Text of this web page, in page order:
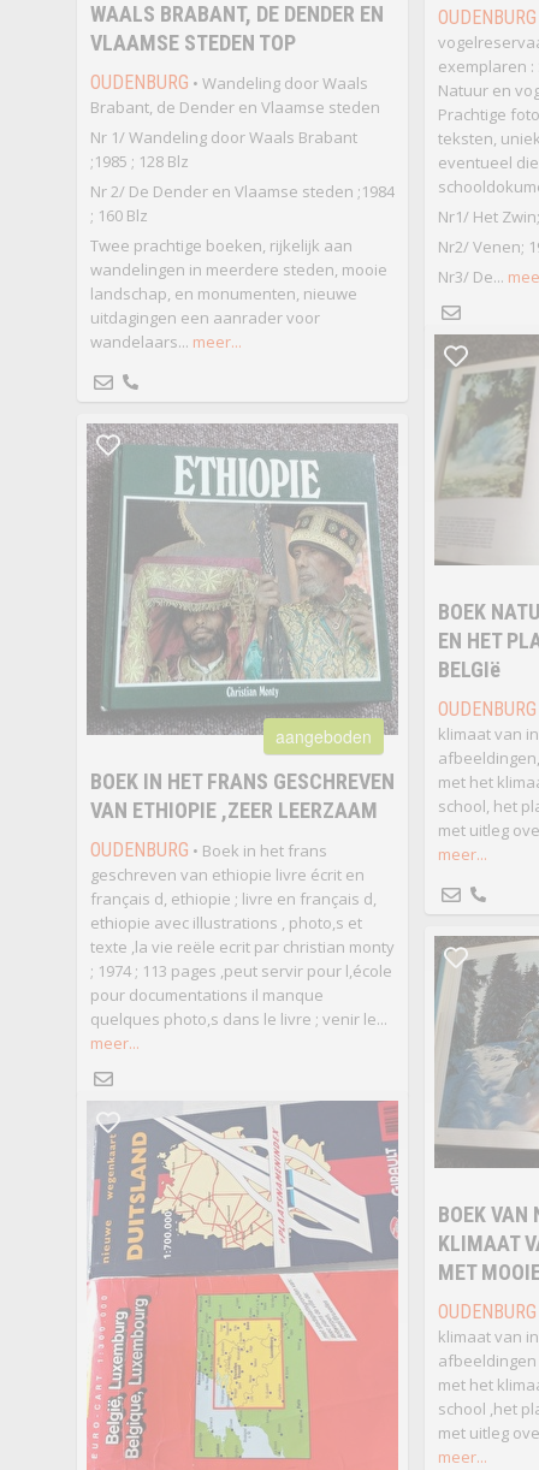
OUDENBURG
exemplaren
Natuur en
Prachtige
teksten,
eventueel
Nr1/ Het
Nr2/ Venen;
Nr3/ De...
WAALS BRABANT, DE DENDER EN
VLAAMSE STEDEN TOP
OUDENBURG • Wandeling door Waals
Brabant, de Dender en Vlaamse steden
Nr 1/ Wandeling door Waals Brabant
;1985 ; 128 Blz
Nr 2/ De Dender en Vlaamse steden ;1984
; 160 Blz
Twee prachtige boeken, rijkelijk aan
wandelingen in meerdere steden, mooie
landschap, en monumenten, nieuwe
uitdagingen een aanrader voor
wandelaars... meer...
BOEK
EN HET
BELGIë
OUDENBURG
klimaat van
met het
school, het
met uitleg
meer...
aangeboden
BOEK IN HET FRANS GESCHREVEN
VAN ETHIOPIE ,ZEER LEERZAAM
OUDENBURG • Boek in het frans
geschreven van ethiopie livre écrit en
français d, ethiopie ; livre en français d,
ethiopie avec illustrations , photo,s et
texte ,la vie reële ecrit par christian monty
; 1974 ; 113 pages ,peut servir pour l,école
pour documentations il manque
quelques photo,s dans le livre ; venir le...
meer...
BOEK VAN
KLIMAAT
MET
OUDENBURG
klimaat van
met het
school ,het
met uitleg
meer...